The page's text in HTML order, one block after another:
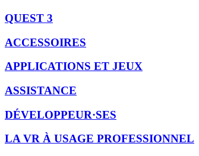
QUEST 3
ACCESSOIRES
APPLICATIONS ET JEUX
ASSISTANCE
DÉVELOPPEUR·SES
LA VR À USAGE PROFESSIONNEL